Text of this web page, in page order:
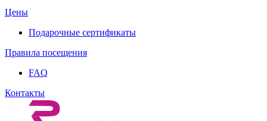
Цены
Подарочные сертификаты
Правила посещения
FAQ
Контакты